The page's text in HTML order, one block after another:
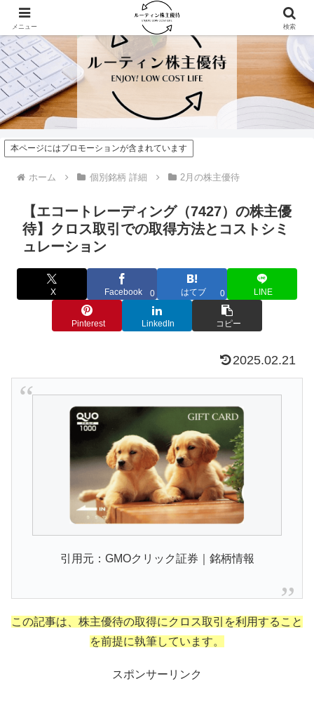
本ページにはプロモーションが含まれています
ホーム 個別銘柄 詳細 2月の株主優待
【エコートレーディング（7427）の株主優
待】クロス取引での取得方法とコストシミ
ュレーション
X Facebook 0 はてブ 0 LINE
Pinterest LinkedIn コピー
2025.02.21
引用元：GMOクリック証券｜銘柄情報
この記事は、株主優待の取得にクロス取引を利用すること
を前提に執筆しています。
スポンサーリンク
メニュー 検索